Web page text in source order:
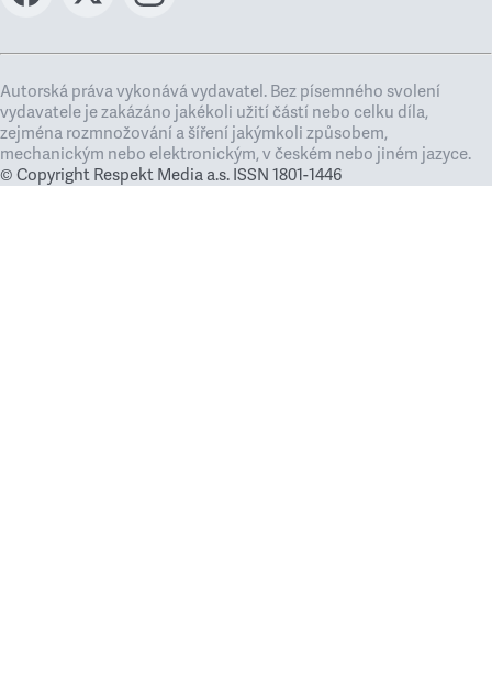
Autorská práva vykonává vydavatel. Bez písemného svolení
vydavatele je zakázáno jakékoli užití částí nebo celku díla,
zejména rozmnožování a šíření jakýmkoli způsobem,
mechanickým nebo elektronickým, v českém nebo jiném jazyce.
© Copyright Respekt Media a.s. ISSN 1801-1446